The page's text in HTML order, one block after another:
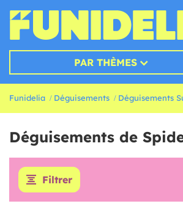
PAR THÈMES
Funidelia Déguisements Déguisements
Déguisements de
Filtrer